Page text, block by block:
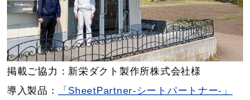
掲載ご協力：新栄ダクト製作所株式会社様
導入製品：
「SheetPartner-シートパートナー-」